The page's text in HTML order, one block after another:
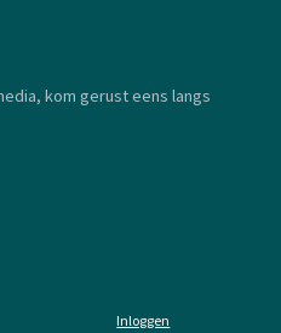
kom gerust eens langs
Inloggen